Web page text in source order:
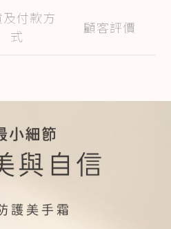
付款方
式
顧客評價